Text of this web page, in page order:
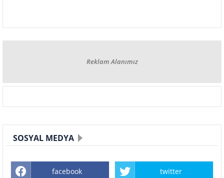
Reklam Alanımız
SOSYAL MEDYA
facebook twitter